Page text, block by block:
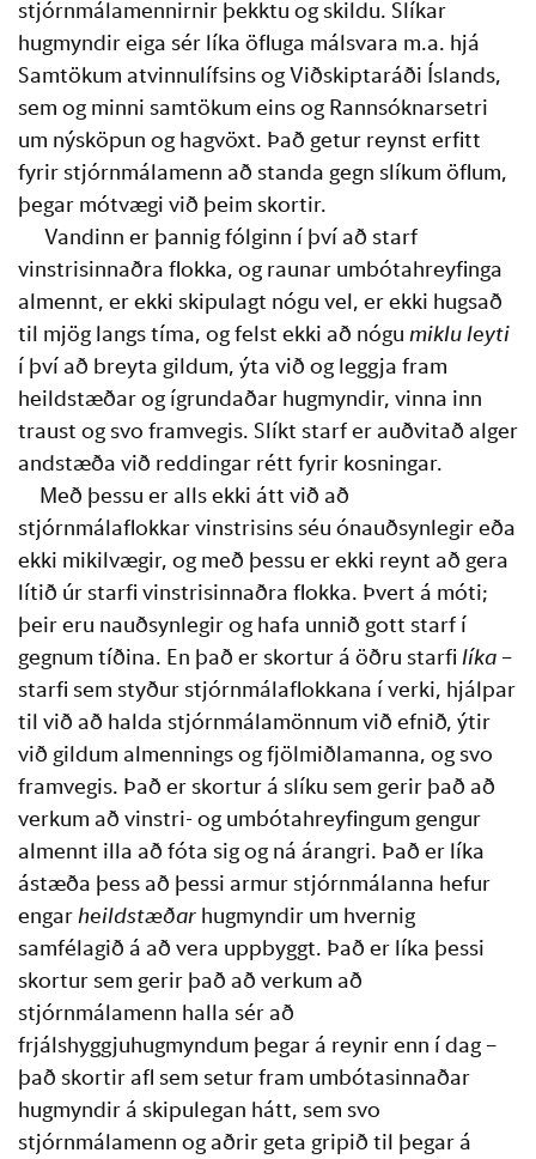
stjórnmálamennirnir þekktu og skildu. Slíkar
hugmyndir eiga sér líka öfluga málsvara m.a. hjá
Samtökum atvinnulífsins og Viðskiptaráði Íslands,
sem og minni samtökum eins og Rannsóknarsetri
um nýsköpun og hagvöxt. Það getur reynst erfitt
fyrir stjórnmálamenn að standa gegn slíkum öflum,
þegar mótvægi við þeim skortir.
Vandinn er þannig fólginn í því að starf
vinstrisinnaðra flokka, og raunar umbótahreyfinga
almennt, er ekki skipulagt nógu vel, er ekki hugsað
til mjög langs tíma, og felst ekki að nógu miklu leyti
í því að breyta gildum, ýta við og leggja fram
heildstæðar og ígrundaðar hugmyndir, vinna inn
traust og svo framvegis. Slíkt starf er auðvitað alger
andstæða við reddingar rétt fyrir kosningar.
Með þessu er alls ekki átt við að
stjórnmálaflokkar vinstrisins séu ónauðsynlegir eða
ekki mikilvægir, og með þessu er ekki reynt að gera
lítið úr starfi vinstrisinnaðra flokka. Þvert á móti;
þeir eru nauðsynlegir og hafa unnið gott starf í
gegnum tíðina. En það er skortur á öðru starfi líka –
starfi sem styður stjórnmálaflokkana í verki, hjálpar
til við að halda stjórnmálamönnum við efnið, ýtir
við gildum almennings og fjölmiðlamanna, og svo
framvegis. Það er skortur á slíku sem gerir það að
verkum að vinstri- og umbótahreyfingum gengur
almennt illa að fóta sig og ná árangri. Það er líka
ástæða þess að þessi armur stjórnmálanna hefur
engar heildstæðar hugmyndir um hvernig
samfélagið á að vera uppbyggt. Það er líka þessi
skortur sem gerir það að verkum að
stjórnmálamenn halla sér að
frjálshyggjuhugmyndum þegar á reynir enn í dag –
það skortir afl sem setur fram umbótasinnaðar
hugmyndir á skipulegan hátt, sem svo
stjórnmálamenn og aðrir geta gripið til þegar á